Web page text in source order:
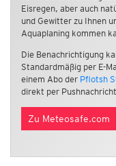
Eisregen, aber auch
und Gewitter zu Ihnen
Aquaplaning kommen
Die Benachrichtigung
Standardmäßig per E-
einem Abo der Pflotsh
direkt per
Zu Meteosafe.com